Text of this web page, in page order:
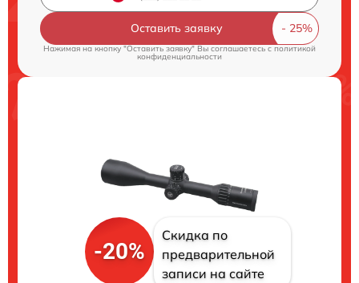
Оставить заявку
Нажимая на кнопку "Оставить заявку" Вы соглашаетесь c политикой
конфиденциальности
-20%
Скидка по
предварительной
записи на сайте